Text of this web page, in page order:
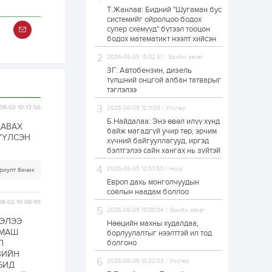
02 10:13:56
бичих
02 10:08:49
Н.Номтойбаяр:
Аймгуудад
тулгамдаж буй
асуудлуудыг долоо
хоног бүр Засгийн
газрын...
1 өдөр 0
УИХ-ын дарга
С.Бямбацогт төрийг
тахих төрийн
тахилгад оролцлоо
1 өдөр 3 0
“Хотын дарга сонсож
байна” 150150 тусгай
дугаарыг
наймдугаар сарын
1 өдөр
“Чингис хаан” олон
улсын нисэх буудал
руу нийтийн тээврийн
автобус 24 цагаар
Т.Жанлав: Бидний "Шугаман бус
системийг ойролцоо бодох
супер схемүүд" бүтээл тооцон
бодох математикт нээлт хийсэн
2026-08-05 15:02:31 / Эдийн засаг
ЗГ: Автобензин, дизель
түлшний онцгой албан татварыг
тэглэлээ
2026-08-05 12:11:05 / Улстөр
Б.Найдалаа: Энэ өвөл илүү хүнд
байж магадгүй учир төр, эрчим
хүчний байгууллагууд, иргэд
бэлтгэлээ сайн хангах нь зүйтэй
2026-08-05 12:57:50 / Нүүр
Европ дахь монголчуудын
соёлын наадам боллоо
2026-08-05 15:06:04 / Эдийн засаг
Нөөцийн махны худалдаа,
борлуулалтыг нээлттэй ил тод
болгоно
2026-08-06 10:32:53 / Улстөр